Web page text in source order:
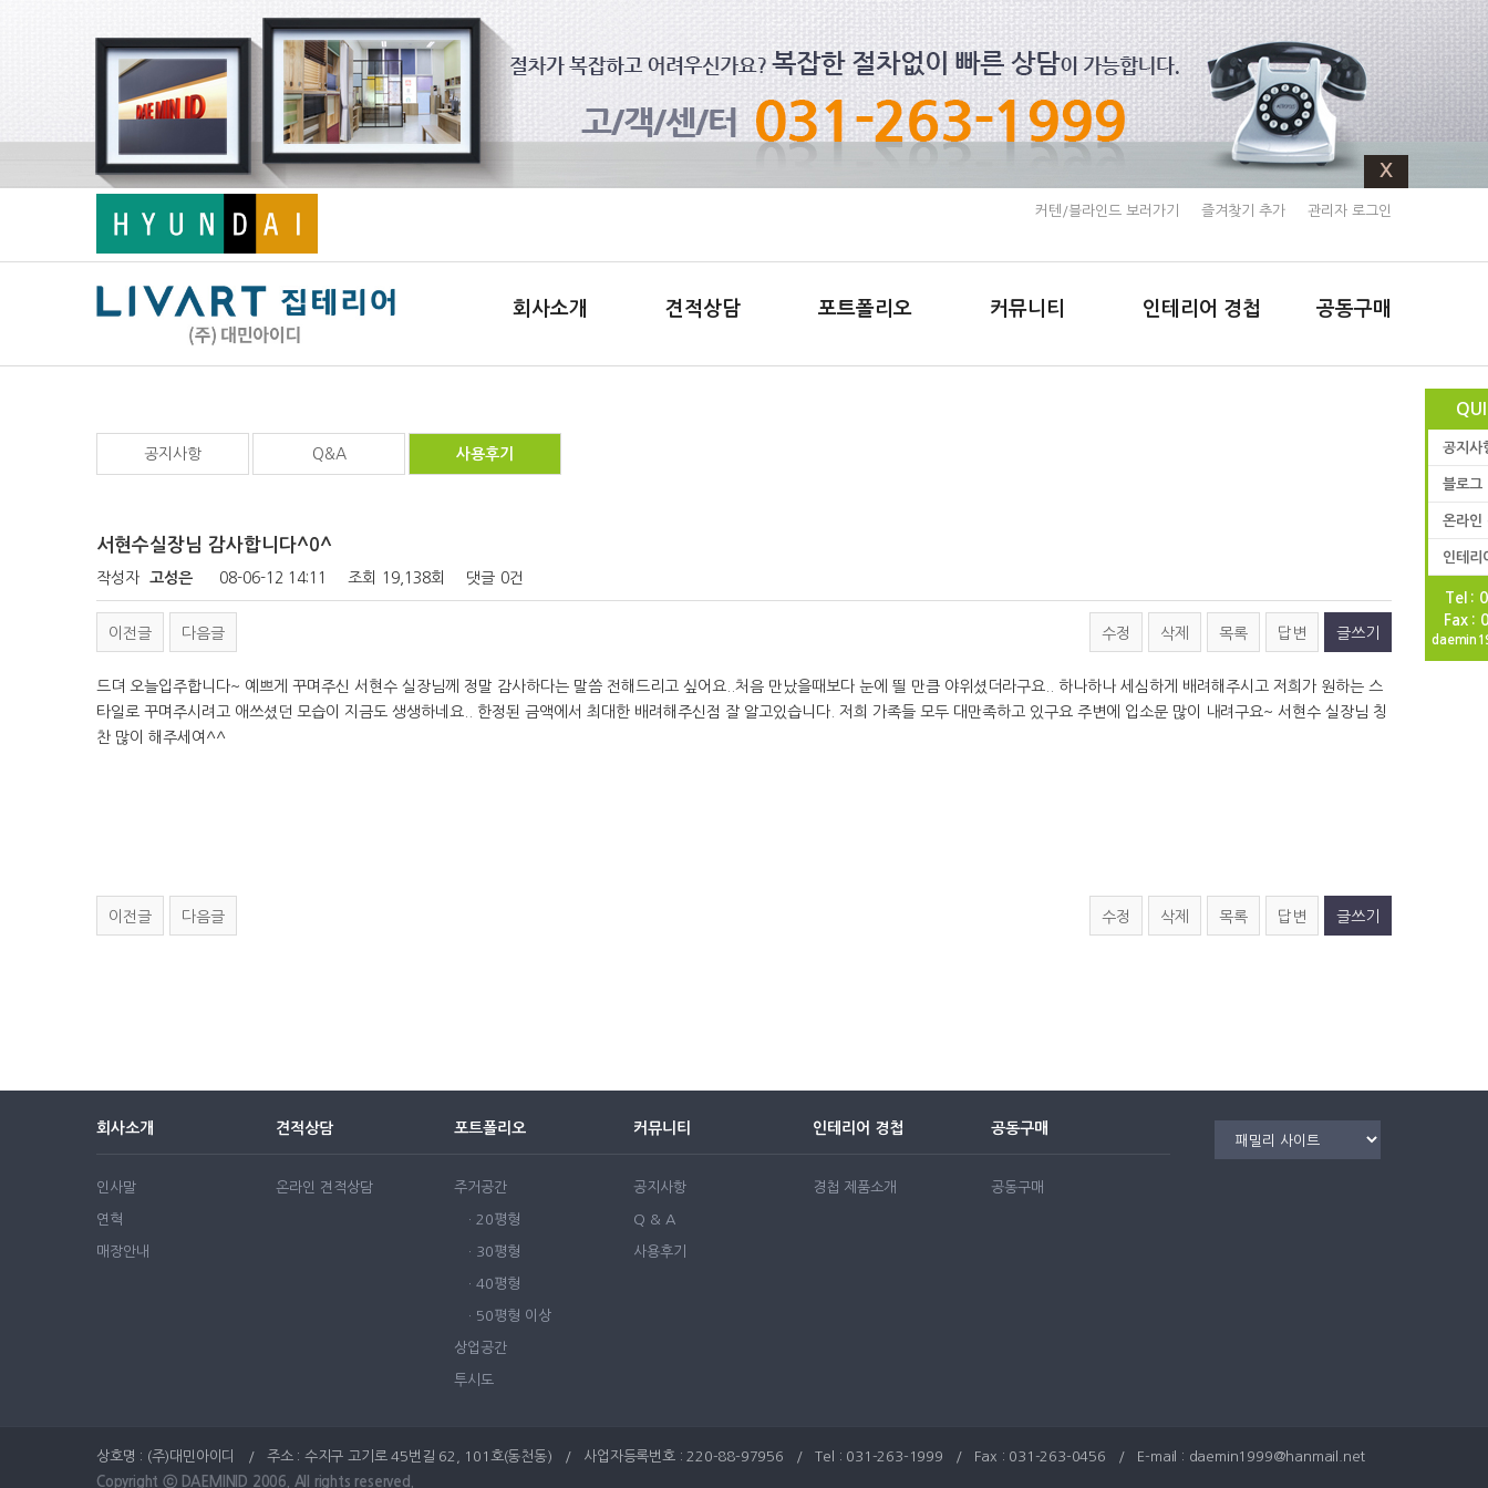
X
커텐/블라인드 보러가기 즐겨찾기 추가 관리자 로그인
회사소개 견적상담 포트폴리오 커뮤니티 인테리어 경첩 공동구매
공지사
블로그
온라인
인테리
Tel :
Fax :
공지사항 Q&A 사용후기
서현수실장님 감사합니다^0^
작성자 고성은 08-06-12 14:11 조회 19,138회 댓글 0건
이전글 다음글 수정 삭제 목록 답변 글쓰기
드뎌 오늘입주합니다~ 예쁘게 꾸며주신 서현수 실장님께 정말 감사하다는 말씀 전해드리고 싶어요..처음 만났을때보다 눈에 띌 만큼 야위셨더라구요.. 하나하나 세심하게 배려해주시고 저희가 원하는 스
타일로 꾸며주시려고 애쓰셨던 모습이 지금도 생생하네요.. 한정된 금액에서 최대한 배려해주신점 잘 알고있습니다. 저희 가족들 모두 대만족하고 있구요 주변에 입소문 많이 내려구요~ 서현수 실장님 칭
찬 많이 해주세여^^
이전글 다음글 수정 삭제 목록 답변 글쓰기
회사소개
인사말
연혁
매장안내
견적상담
온라인 견적상담
포트폴리오
주거공간
· 20평형
· 30평형
· 40평형
· 50평형 이상
상업공간
투시도
커뮤니티
공지사항
Q & A
사용후기
인테리어 경첩
경첩 제품소개
공동구매
공동구매
상호명 : (주)대민아이디 / 주소 : 수지구 고기로 45번길 62, 101호(동천동) / 사업자등록번호 : 220-88-97956 / Tel : 031-263-1999 / Fax : 031-263-0456 / E-mail : daemin1999@hanmail.net
Copyright ⓒ DAEMINID 2006. All rights reserved.